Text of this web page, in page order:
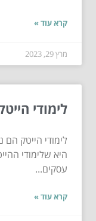
קרא עוד »
מרץ 29, 2023
לימודי
לימודי הייטק
היא שלימודי
עסקים...
קרא עוד »